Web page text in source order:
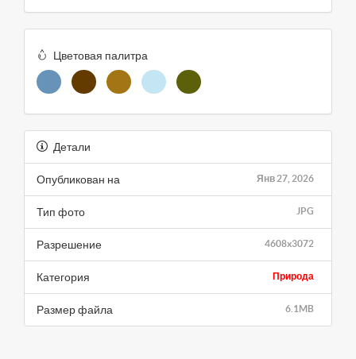
Цветовая палитра
Детали
Янв 27, 2026
Опубликован на
JPG
Тип фото
4608x3072
Разрешение
Природа
Категория
6.1MB
Размер файла